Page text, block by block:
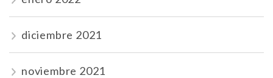
diciembre 2021
noviembre 2021